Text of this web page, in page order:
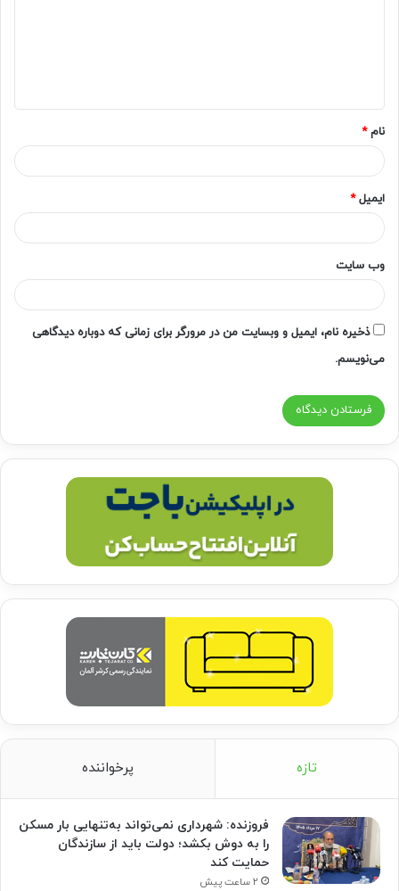
*
نام*
ایمیل*
وب‌ سایت
ذخیره نام، ایمیل و وبسایت من در مرورگر برای زمانی که دوباره دیدگاهی
می‌نویسم.
تازه پرخواننده
فروزنده: شهرداری نمی‌تواند به‌تنهایی بار مسکن
را به دوش بکشد؛ دولت باید از سازندگان
حمایت کند
۲ ساعت پیش